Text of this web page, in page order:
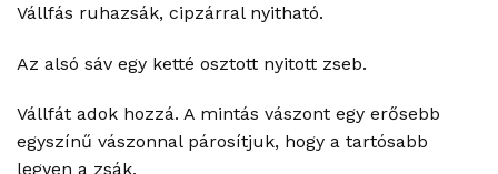
Vállfás ruhazsák, cipzárral nyitható.
Az alsó sáv egy ketté osztott nyitott zseb.
Vállfát adok hozzá. A mintás vászont egy erősebb
egyszínű vászonnal párosítjuk, hogy a tartósabb
legyen a zsák.